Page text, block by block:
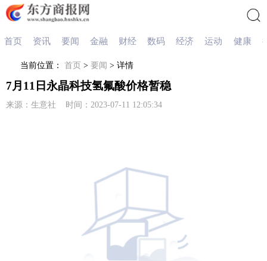
搜索
首页 资讯 要闻 金融 财经 数码 经济 运动 健康
当前位置： 首页 > 要闻 > 详情
7月11日永晶科技氢氟酸价格暂稳
来源：生意社 时间：2023-07-11 12:05:34